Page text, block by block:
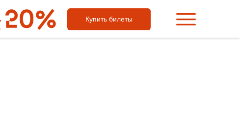
Купить билеты